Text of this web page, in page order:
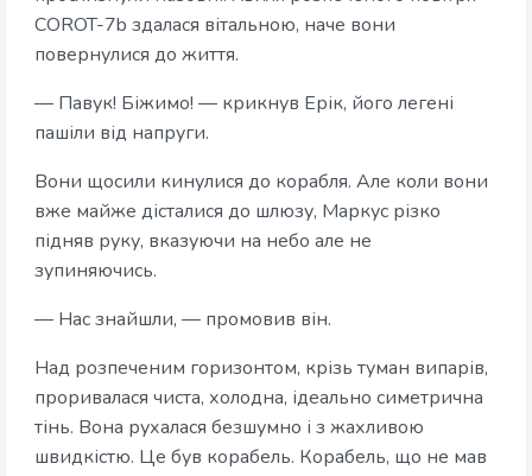
COROT-7b здалася вітальною, наче вони
повернулися до життя.
— Павук! Біжимо! — крикнув Ерік, його легені
пашіли від напруги.
Вони щосили кинулися до корабля. Але коли вони
вже майже дісталися до шлюзу, Маркус різко
підняв руку, вказуючи на небо але не
зупиняючись.
— Нас знайшли, — промовив він.
Над розпеченим горизонтом, крізь туман випарів,
проривалася чиста, холодна, ідеально симетрична
тінь. Вона рухалася безшумно і з жахливою
швидкістю. Це був корабель. Корабель, що не мав